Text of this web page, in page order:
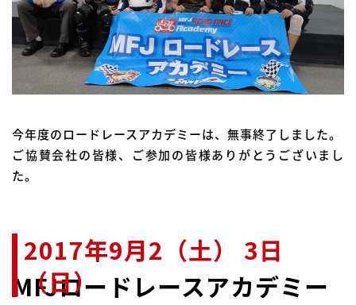
今年度のロードレースアカデミーは、無事終了しました。
ご協賛会社の皆様、ご参加の皆様ありがとうございまし
た。
MFJロードレースアカデミー
2017年9月2（土） 3日
（日）